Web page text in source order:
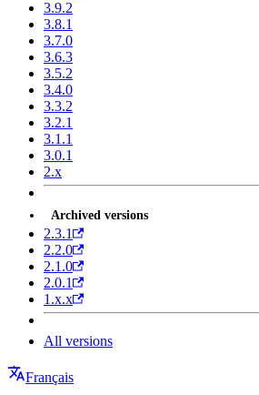
3.9.2
3.8.1
3.7.0
3.6.3
3.5.2
3.4.0
3.3.2
3.2.1
3.1.1
3.0.1
2.x
Archived versions
2.3.1
2.2.0
2.1.0
2.0.1
1.x.x
All versions
Français